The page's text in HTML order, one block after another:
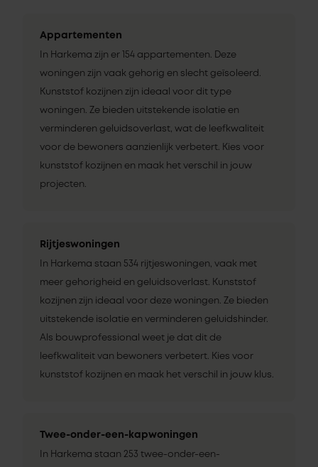
Appartementen
In Harkema zijn er 154 appartementen. Deze
woningen zijn vaak gehorig en slecht geïsoleerd.
Kunststof kozijnen zijn ideaal voor dit type
woningen. Ze bieden uitstekende isolatie en
verminderen geluidsoverlast, wat de leefkwaliteit
voor de bewoners aanzienlijk verbetert. Kies voor
kunststof kozijnen en maak het verschil in jouw
projecten.
Rijtjeswoningen
In Harkema staan 534 rijtjeswoningen, vaak met
meer gehorigheid en geluidsoverlast. Kunststof
kozijnen zijn ideaal voor deze woningen. Ze bieden
uitstekende isolatie en verminderen geluidshinder.
Als bouwprofessional weet je dat dit de
leefkwaliteit van bewoners verbetert. Kies voor
kunststof kozijnen en maak het verschil in jouw klus.
Twee-onder-een-kapwoningen
In Harkema staan 253 twee-onder-een-